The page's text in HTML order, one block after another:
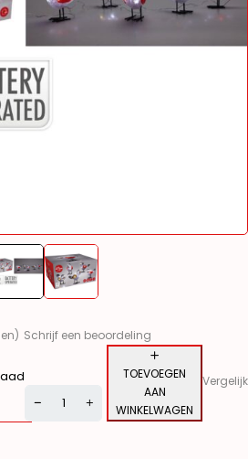
Schrijf een beoordeling
TOEVOEGEN
AAN
WINKELWAGEN
Alternative:
Vergelijk